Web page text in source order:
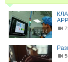
10:14